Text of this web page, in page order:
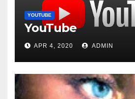
YOUTUBE
YouTube
APR 4, 2020 ADMIN